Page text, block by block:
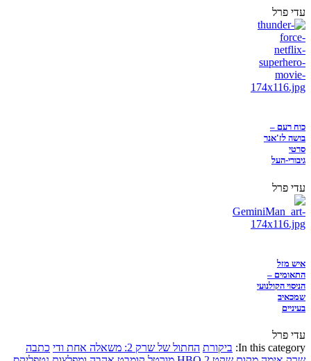
עדי פרל
כוח רעם –
בושה לז'אנר
סרטי
גיבורי-העל
עדי פרל
איש מזל
התאומים –
הניסוי הקולנועי
שמכאיב
בעיניים
עדי פרל
In this category: ביקורת החתול של שרק 2: משאלה אחת ודי
כתבה